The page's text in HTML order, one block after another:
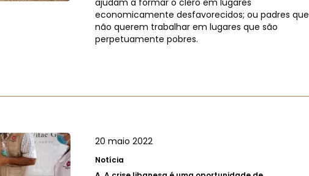
economicamente desfavorecidos; ou padres que
não querem trabalhar em lugares que são
perpetuamente pobres.
20 maio 2022
Notícia